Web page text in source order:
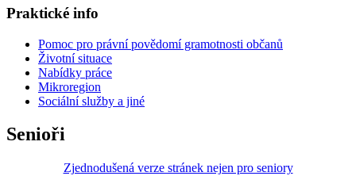
Praktické info
Pomoc pro právní povědomí gramotnosti občanů
Životní situace
Nabídky práce
Mikroregion
Sociální služby a jiné
Senioři
Zjednodušená verze stránek nejen pro seniory